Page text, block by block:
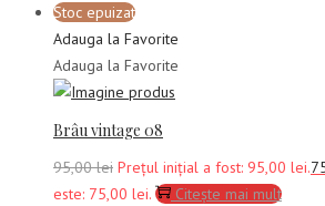
Stoc epuizat
Adauga la Favorite
Adauga la Favorite
Brâu vintage 08
95,00lei Prețul inițial a fost: 95,00 lei.
este: 75,00 lei.
Citește mai mult